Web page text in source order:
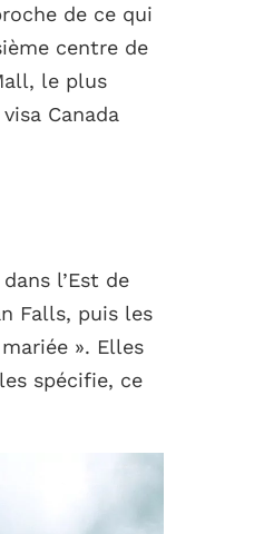
de ce qui
centre de
le plus
Canada
l’Est de
Falls, puis les
». Elles
spécifie, ce